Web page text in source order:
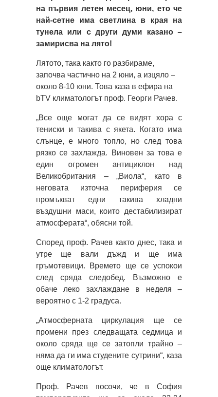
на първия летен месец, юни, ето че
най-сетне има светлина в края на
тунела или с други думи казано –
замирисва на лято!
Лятото, така както го разбираме,
започва частично на 2 юни, а изцяло –
около 8-10 юни. Това каза в ефира на
bTV климатологът проф. Георги Рачев.
„Все още могат да се видят хора с
тениски и такива с якета. Когато има
слънце, е много топло, но след това
рязко се захлажда. Виновен за това е
един огромен антициклон над
Великобритания – „Виола“, като в
неговата източна периферия се
промъкват едни такива хладни
въздушни маси, които дестабилизират
атмосферата“, обясни той.
Според проф. Рачев както днес, така и
утре ще вали дъжд и ще има
гръмотевици. Времето ще се успокои
след сряда следобед. Възможно е
обаче леко захлаждане в неделя –
вероятно с 1-2 градуса.
„Атмосферната циркулация ще се
промени през следващата седмица и
около сряда ще се затопли трайно –
няма да ги има студените сутрини“, каза
още климатологът.
Проф. Рачев посочи, че в София